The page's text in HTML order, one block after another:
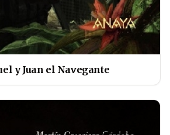
y Juan el Navegante